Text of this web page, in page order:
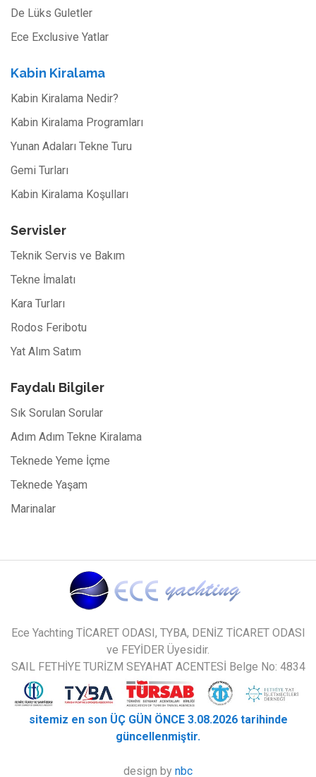
De Lüks Guletler
Ece Exclusive Yatlar
Kabin Kiralama
Kabin Kiralama Nedir?
Kabin Kiralama Programları
Yunan Adaları Tekne Turu
Gemi Turları
Kabin Kiralama Koşulları
Servisler
Teknik Servis ve Bakım
Tekne İmalatı
Kara Turları
Rodos Feribotu
Yat Alım Satım
Faydalı Bilgiler
Sık Sorulan Sorular
Adım Adım Tekne Kiralama
Teknede Yeme İçme
Teknede Yaşam
Marinalar
Ece Yachting TİCARET ODASI, TYBA, DENİZ TİCARET ODASI
ve FEYİDER Üyesidir.
SAIL FETHİYE TURİZM SEYAHAT ACENTESİ Belge No: 4834
sitemiz en son ÜÇ GÜN ÖNCE 3.08.2026 tarihinde
güncellenmiştir.
design by nbc